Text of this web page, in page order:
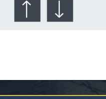
¿Quién corre el riesgo de